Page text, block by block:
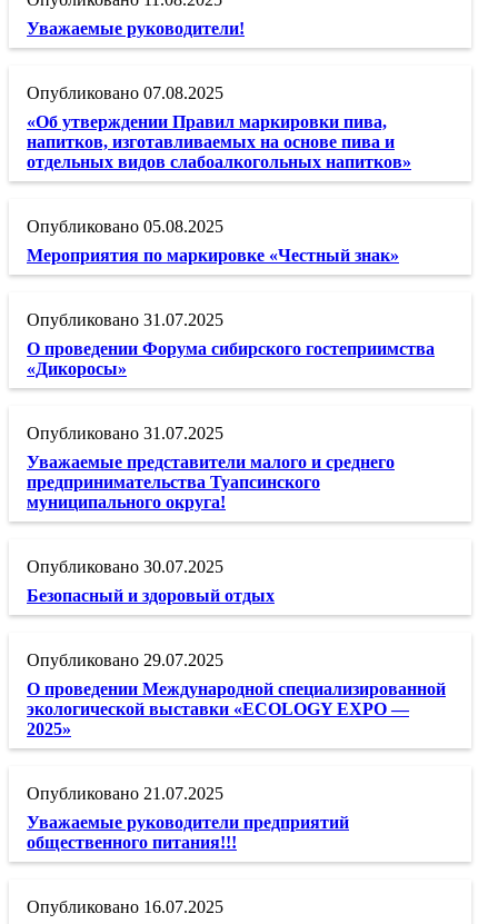
Уважаемые руководители!
07.08.2025
«Об утверждении Правил маркировки пива,
напитков, изготавливаемых на основе пива и
отдельных видов слабоалкогольных напитков»
05.08.2025
Мероприятия по маркировке «Честный знак»
31.07.2025
О проведении Форума сибирского гостеприимства
«Дикоросы»
31.07.2025
Уважаемые представители малого и среднего
предпринимательства Туапсинского
муниципального округа!
30.07.2025
Безопасный и здоровый отдых
29.07.2025
О проведении Международной специализированной
экологической выставки «ECOLOGY EXPO —
2025»
21.07.2025
Уважаемые руководители предприятий
общественного питания!!!
16.07.2025